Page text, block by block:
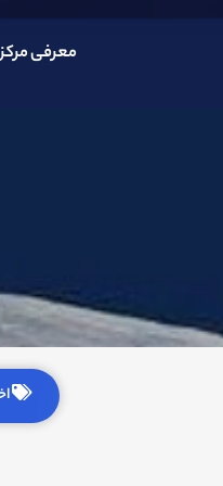
معرفی مرکز